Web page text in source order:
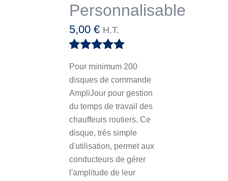
Personnalisable
Note 5.00
sur
5
5,00 € H.T.
Pour minimum 200
disques de commande
AmpliJour pour gestion
du temps de travail des
chauffeurs routiers. Ce
disque, très simple
d'utilisation, permet aux
conducteurs de gérer
l'amplitude de leur